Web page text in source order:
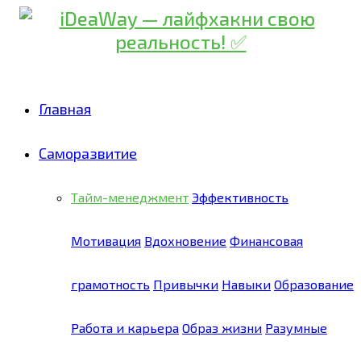
Главная
Саморазвитие
Тайм-менеджмент Эффективность
Мотивация Вдохновение Финансовая
грамотность Привычки Навыки Образование
Работа и карьера Образ жизни Разумные